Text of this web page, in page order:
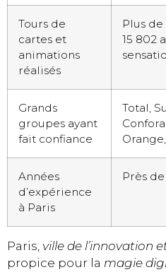
Tours de
cartes et
animations
réalisés
Plus
15 802
Grands
groupes ayant
fait confiance
Total,
Années
d’expérience
à Paris
Près de
Paris, ville de l’innovation
propice pour la magie